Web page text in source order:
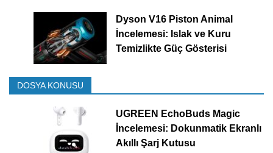
Dyson V16 Piston Animal
İncelemesi: Islak ve Kuru
Temizlikte Güç Gösterisi
DOSYA KONUSU
UGREEN EchoBuds Magic
İncelemesi: Dokunmatik Ekranlı
Akıllı Şarj Kutusu